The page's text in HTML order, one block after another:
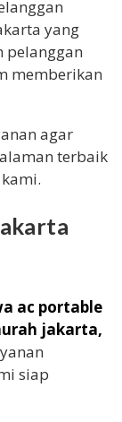
yang
pelanggan
memberikan
agar
terbaik
ac portable
jakarta,
siap